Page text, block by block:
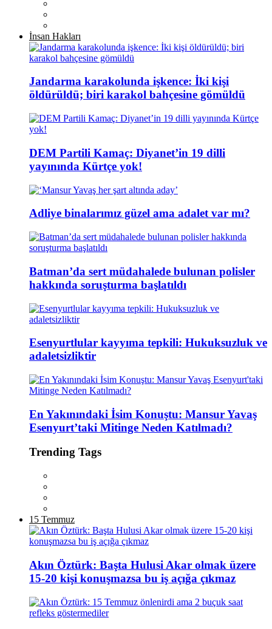
İnsan Hakları
Jandarma karakolunda işkence: İki kişi
öldürüldü; biri karakol bahçesine gömüldü
DEM Partili Kamaç: Diyanet’in 19 dilli
yayınında Kürtçe yok!
Adliye binalarımız güzel ama adalet var mı?
Batman’da sert müdahalede bulunan polisler
hakkında soruşturma başlatıldı
Esenyurtlular kayyıma tepkili: Hukuksuzluk ve
adaletsizliktir
En Yakınındaki İsim Konuştu: Mansur Yavaş
Esenyurt’taki Mitinge Neden Katılmadı?
Trending Tags
15 Temmuz
Akın Öztürk: Başta Hulusi Akar olmak üzere
15-20 kişi konuşmazsa bu iş açığa çıkmaz